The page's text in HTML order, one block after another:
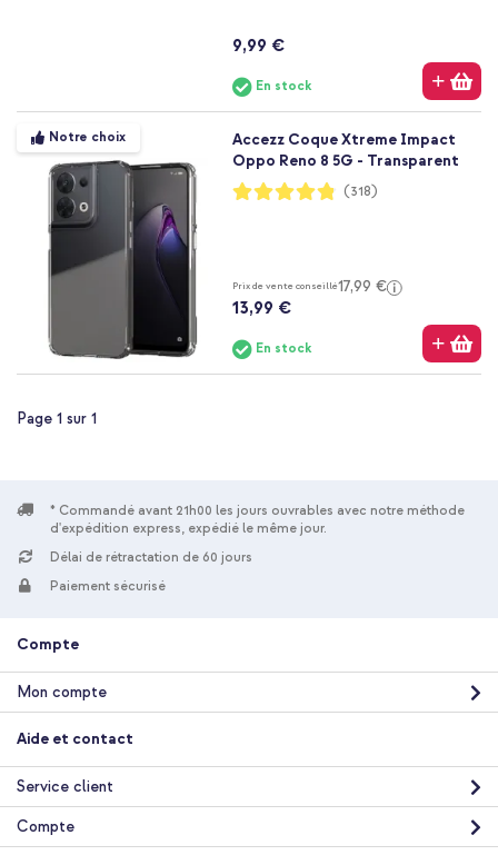
9,99 €
En stock
Notre choix
Accezz Coque Xtreme Impact
Oppo Reno 8 5G - Transparent
Notation:
96%
(318)
Prix de vente conseillé17,99 €
13,99 €
En stock
Page 1 sur 1
* Commandé avant 21h00 les jours ouvrables avec notre méthode
d'expédition express, expédié le même jour.
Délai de rétractation de 60 jours
Paiement sécurisé
Compte
Mon compte
Aide et contact
Service client
Compte